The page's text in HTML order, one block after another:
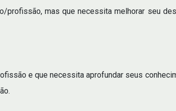
profissão, mas que necessita melhorar seu
e que necessita aprofundar seus